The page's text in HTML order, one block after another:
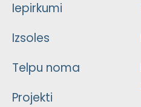
Iepirkumi
Izsoles
Telpu noma
Projekti